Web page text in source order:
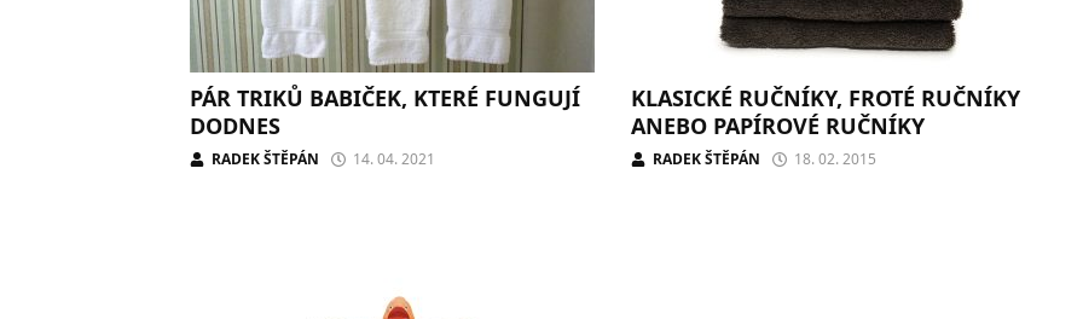
PÁR TRIKŮ BABIČEK, KTERÉ FUNGUJÍ
DODNES
RADEK ŠTĚPÁN 14. 04. 2021
KLASICKÉ RUČNÍKY, FROTÉ RUČNÍKY
ANEBO PAPÍROVÉ RUČNÍKY
RADEK ŠTĚPÁN 18. 02. 2015